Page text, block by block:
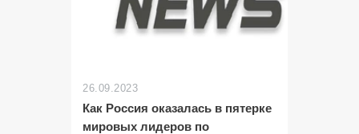
26.09.2023
Как Россия оказалась в пятерке
мировых лидеров по